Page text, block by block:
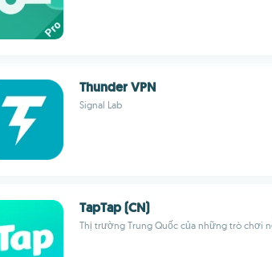
Thunder VPN
Signal Lab
TapTap (CN)
Thị trường Trung Quốc của những trò chơi